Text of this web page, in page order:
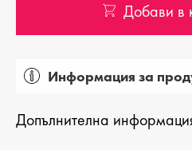
Добави в
Информация за
Категория: раница
Допълнителна